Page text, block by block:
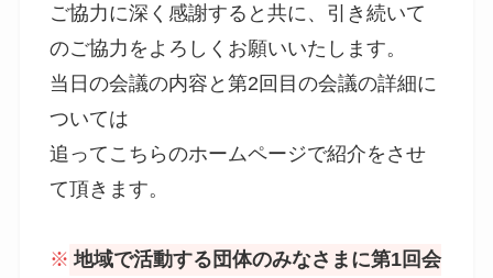
ご協力に深く感謝すると共に、引き続いて
のご協力をよろしくお願いいたします。
当日の会議の内容と第2回目の会議の詳細に
ついては
追ってこちらのホームページで紹介をさせ
て頂きます。
※ 地域で活動する団体のみなさまに第1回会